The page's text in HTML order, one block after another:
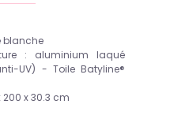
blanche
: aluminium laqué
UV) - Toile Batyline®
200 x 30.3 cm